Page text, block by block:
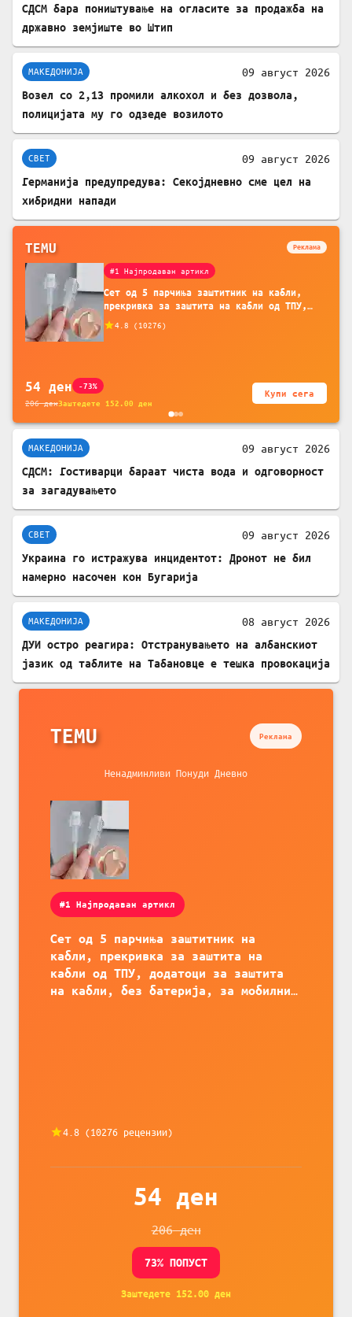
СДСМ бара поништување на огласите за продажба на
државно земјиште во Штип
МАКЕДОНИЈА 09 август 2026
Возел со 2,13 промили алкохол и без дозвола,
полицијата му го одзеде возилото
СВЕТ 09 август 2026
Германија предупредува: Секојдневно сме цел на
хибридни напади
TEMU Реклама
#1 Најпродаван артикл
Сет од 5 парчиња заштитник на кабли,
прекривка за заштита на кабли од ТПУ,
батерија, за мобилни телефони, комплет
4.8 ( 10276)
54 ден -73%
206денЗаштедете 152.00 ден
Купи сега
МАКЕДОНИЈА 09 август 2026
СДСМ: Гостиварци бараат чиста вода и одговорност
за загадувањето
СВЕТ 09 август 2026
Украина го истражува инцидентот: Дронот не бил
намерно насочен кон Бугарија
МАКЕДОНИЈА 08 август 2026
ДУИ остро реагира: Отстранувањето на албанскиот
јазик од таблите на Табановце е тешка провокација
TEMU Реклама
Ненадминливи Понуди Дневно
#1 Најпродаван артикл
Сет од 5 парчиња заштитник на
кабли, прекривка за заштита на
кабли од ТПУ, додатоци за заштита
на кабли, без батерија, за мобилни
4.8 (10276 рецензии)
54 ден
206ден
73% ПОПУСТ
Заштедете 152.00 ден